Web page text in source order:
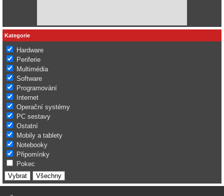
Kategorie
Hardware
Periferie
Multimédia
Software
Programování
Internet
Operační systémy
PC sestavy
Ostatní
Mobily a tablety
Notebooky
Připomínky
Pokec